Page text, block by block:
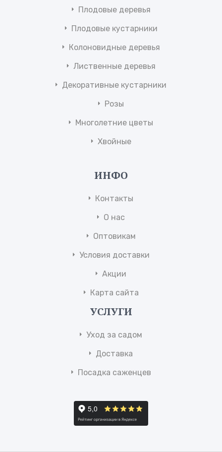
Плодовые деревья
Плодовые кустарники
Колоновидные деревья
Лиственные деревья
Декоративные кустарники
Розы
Многолетние цветы
Хвойные
ИНФО
Контакты
О нас
Оптовикам
Условия доставки
Акции
Карта сайта
УСЛУГИ
Уход за садом
Доставка
Посадка саженцев